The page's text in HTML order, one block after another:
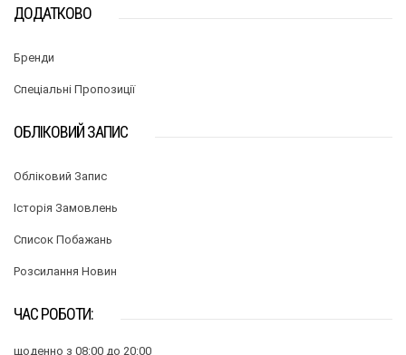
ДОДАТКОВО
Бренди
Спеціальні Пропозиції
ОБЛІКОВИЙ ЗАПИС
Обліковий Запис
Історія Замовлень
Список Побажань
Розсилання Новин
ЧАС РОБОТИ:
щоденно з 08:00 до 20:00